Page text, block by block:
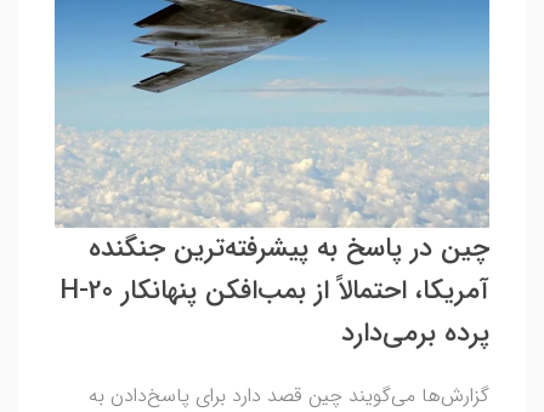
چین در پاسخ به پیشرفته‌ترین جنگنده
آمریکا، احتمالاً از بمب‌افکن پنهانکار H-20
پرده برمی‌دارد
گزارش‌ها می‌گویند چین قصد دارد برای پاسخ‌دادن به